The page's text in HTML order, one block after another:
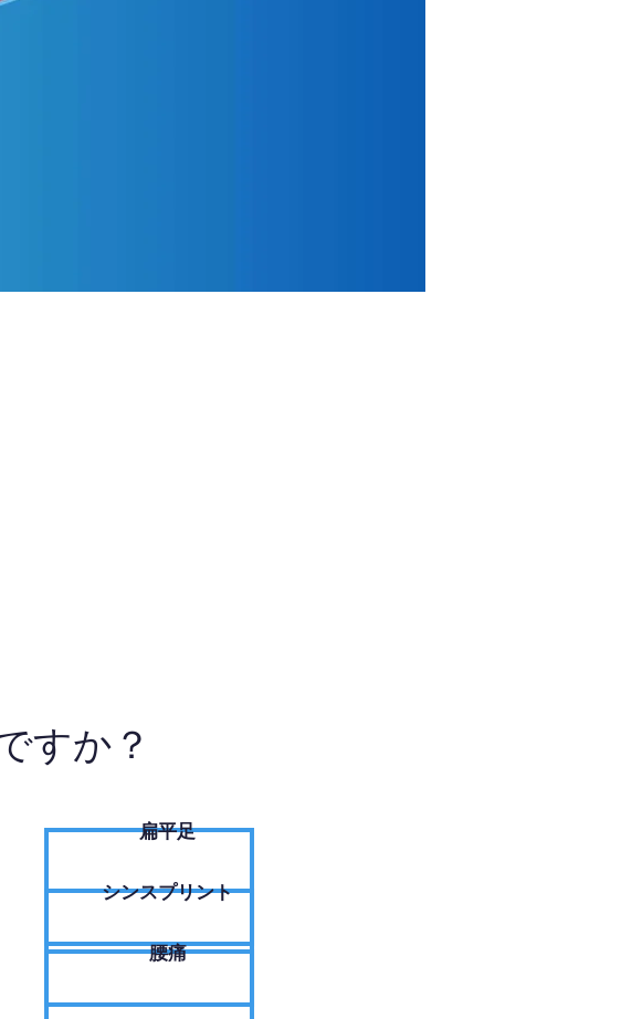
すか？
扁平足
シンスプリント
腰痛